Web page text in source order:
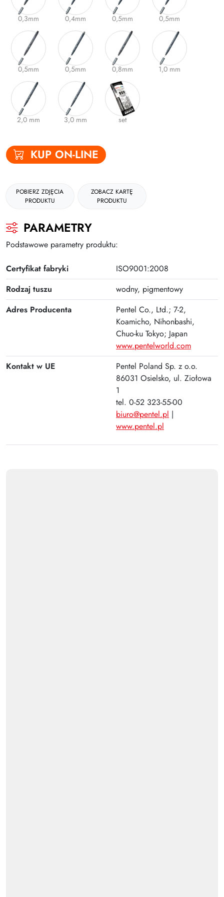
Gumki
Kleje
Plastyczne i kreatywne
Organizacja dokumentów
Produkty upominkowe
EKO-RECYCOLOGY
Nożyczki
Kamuflaż dokumentów
Plus
0,3mm 0,4mm 0,5mm 0,5mm
0,5mm 0,5mm 0,8mm 1,0 mm
2,0 mm 3,0 mm set
KUP ON-LINE
POBIERZ ZDJĘCIA
PRODUKTU
ZOBACZ KARTĘ
PRODUKTU
PARAMETRY
Podstawowe parametry produktu:
Certyfikat fabryki
ISO9001:2008
Rodzaj tuszu
wodny, pigmentowy
Adres Producenta
Pentel Co., Ltd.; 7-2,
Koamicho, Nihonbashi,
Chuo-ku Tokyo; Japan
www.pentelworld.com
Kontakt w UE
Pentel Poland Sp. z o.o.
86031 Osielsko, ul. Ziołowa
1
tel. 0-52 323-55-00
biuro@pentel.pl |
www.pentel.pl